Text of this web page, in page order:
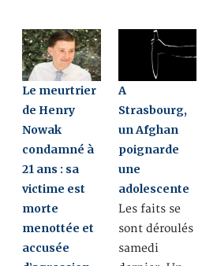
Le meurtrier
de Henry
Nowak
condamné à
21 ans : sa
victime est
morte
menottée et
accusée
A
Strasbourg,
un Afghan
poignarde
une
adolescente
Les faits se
sont déroulés
samedi